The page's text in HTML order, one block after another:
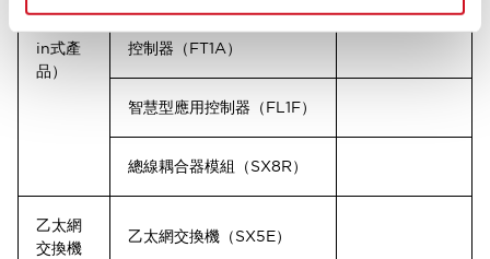
in式產
品）
控制器（FT1A）
智慧型應用控制器（FL1F）
總線耦合器模組（SX8R）
乙太網
交換機
乙太網交換機（SX5E）